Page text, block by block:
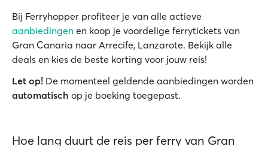
Bij Ferryhopper profiteer je van alle actieve
aanbiedingen en koop je voordelige ferrytickets van
Gran Canaria naar Arrecife, Lanzarote. Bekijk alle
deals en kies de beste korting voor jouw reis!
Let op! De momenteel geldende aanbiedingen worden
automatisch op je boeking toegepast.
Hoe lang duurt de reis per ferry van Gran